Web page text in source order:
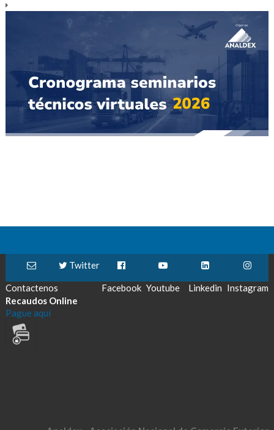
Contactenos
Twitter
Facebook Youtube Linkedin Instagram
Recaudos Online
Pague aquí